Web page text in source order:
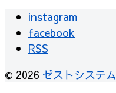
instagram
facebook
RSS
© 2026 ゼストシステム